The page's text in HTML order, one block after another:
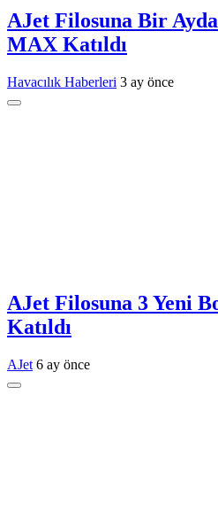
AJet Filosuna Bir
MAX Katıldı
Havacılık Haberleri 3 ay önce
AJet Filosuna 3 Yeni
Katıldı
AJet 6 ay önce